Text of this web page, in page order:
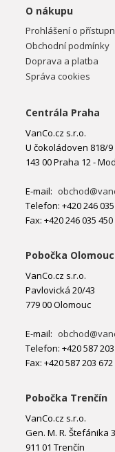
O nákupu
Prohlášení o
Obchodní podmínky
Doprava a platba
Správa cookies
Centrála Praha
VanCo.cz s.r.o.
U čokoládoven 818/9
143 00 Praha 12 -
E-mail:
Telefon: +420 246 035
Fax: +420 246 035 450
Pobočka Olomouc
VanCo.cz s.r.o.
Pavlovická 20/43
779 00 Olomouc
E-mail:
Telefon: +420 587 203
Fax: +420 587 203 672
Pobočka Trenčín
VanCo.cz s.r.o.
Gen. M. R. Štefánika
911 01 Trenčín